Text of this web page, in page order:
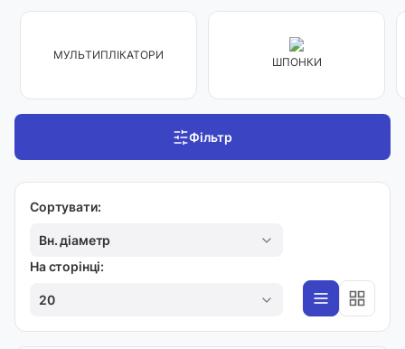
МУЛЬТИПЛІКАТОРИ
ШПОНКИ
Фільтр
Сортувати:
Вн. діаметр
На сторінці:
20